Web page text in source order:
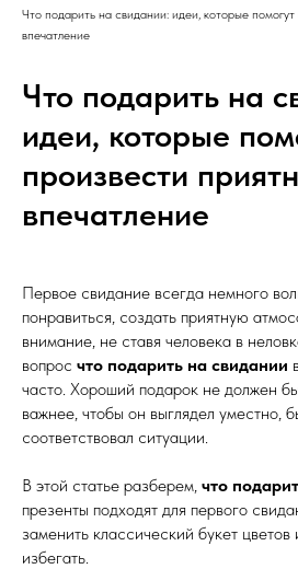
Что подарить на свидании: идеи, которые
впечатление
Что подарить на
идеи, которые
произвести
впечатление
Первое свидание всегда немного
понравиться, создать приятную
внимание, не ставя человека в
вопрос что подарить на свидании
часто. Хороший подарок не должен
важнее, чтобы он выглядел уместно,
соответствовал ситуации.
В этой статье разберем, что
презенты подходят для первого
заменить классический букет
избегать.